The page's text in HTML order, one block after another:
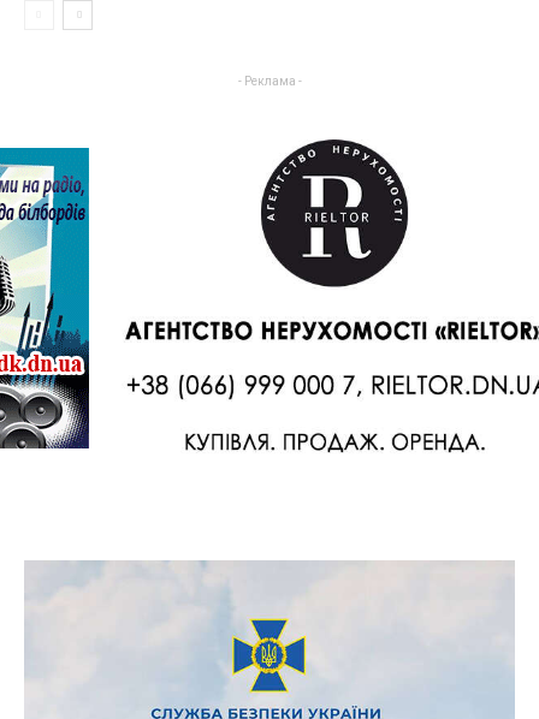
- Реклама -